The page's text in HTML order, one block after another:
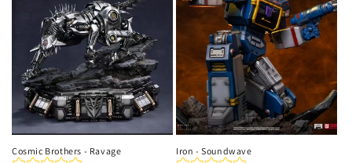
i
ó
n
:
Cosmic Brothers - Ravage Iron - Soundwave